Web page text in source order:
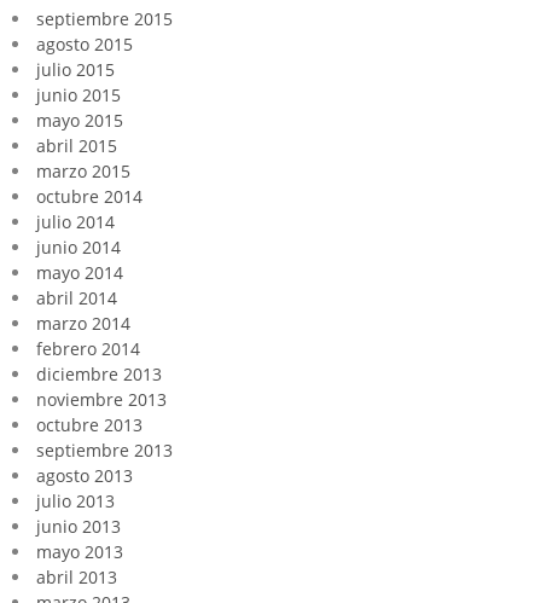
septiembre 2015
agosto 2015
julio 2015
junio 2015
mayo 2015
abril 2015
marzo 2015
octubre 2014
julio 2014
junio 2014
mayo 2014
abril 2014
marzo 2014
febrero 2014
diciembre 2013
noviembre 2013
octubre 2013
septiembre 2013
agosto 2013
julio 2013
junio 2013
mayo 2013
abril 2013